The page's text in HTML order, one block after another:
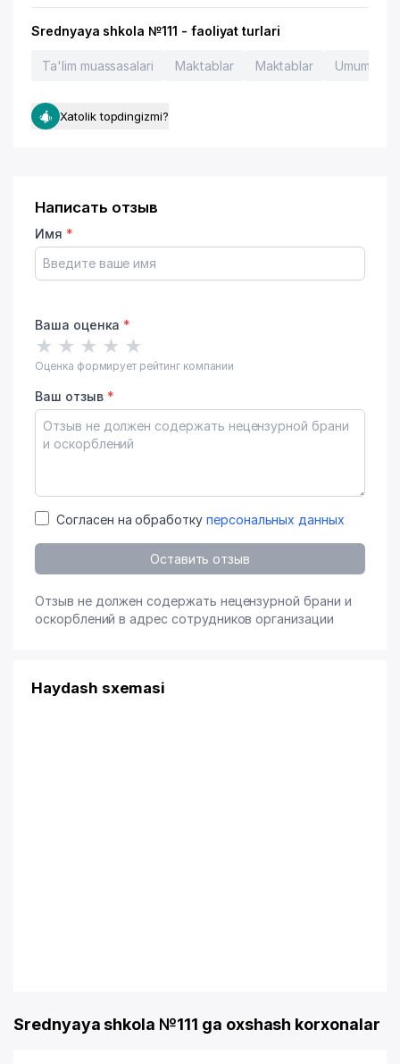
Srednyaya shkola №111 - faoliyat turlari
Ta'lim muassasalari Maktablar Maktablar
Xatolik topdingizmi?
Написать отзыв
Имя *
Ваша оценка *
★ ★ ★ ★ ★
Оценка формирует рейтинг компании
Ваш отзыв *
Согласен на обработку персональных данных
Оставить отзыв
Отзыв не должен содержать нецензурной брани и
оскорблений в адрес сотрудников организации
Haydash sxemasi
Srednyaya shkola №111 ga oxshash korxonalar